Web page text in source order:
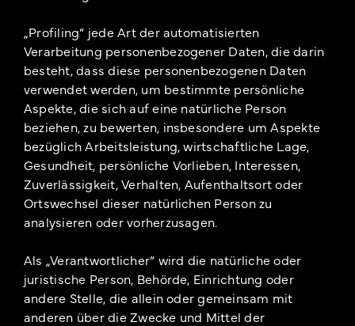
„Profiling“ jede Art der automatisierten
Verarbeitung personenbezogener Daten, die darin
besteht, dass diese personenbezogenen Daten
verwendet werden, um bestimmte persönliche
Aspekte, die sich auf eine natürliche Person
beziehen, zu bewerten, insbesondere um Aspekte
bezüglich Arbeitsleistung, wirtschaftliche Lage,
Gesundheit, persönliche Vorlieben, Interessen,
Zuverlässigkeit, Verhalten, Aufenthaltsort oder
Ortswechsel dieser natürlichen Person zu
analysieren oder vorherzusagen.
Als „Verantwortlicher“ wird die natürliche oder
juristische Person, Behörde, Einrichtung oder
andere Stelle, die allein oder gemeinsam mit
anderen über die Zwecke und Mittel der